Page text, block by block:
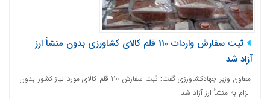
ثبت سفارش واردات 110 قلم کالای کشاورزی بدون منشأ ارز
آزاد شد
معاون وزیر جهادکشاورزی گفت: ثبت سفارش 110 قلم کالای مورد نیاز کشور بدون
الزام به منشأ ارز آزاد شد.